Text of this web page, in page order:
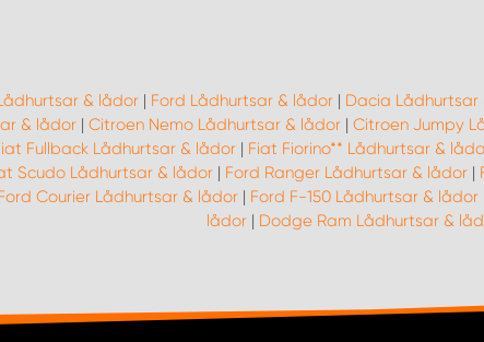
& lådor | Ford Lådhurtsar & lådor | Dacia Lådhurtsar
& lådor| Citroen Nemo Lådhurtsar & lådor| Citroen Jumpy
Fullback Lådhurtsar & lådor | Fiat Fiorino** Lådhurtsar &
Scudo Lådhurtsar & lådor | Ford Ranger Lådhurtsar & lådor |
Courier Lådhurtsar & lådor| Ford F-150 Lådhurtsar & lådor|
lådor | Dodge Ram Lådhurtsar &